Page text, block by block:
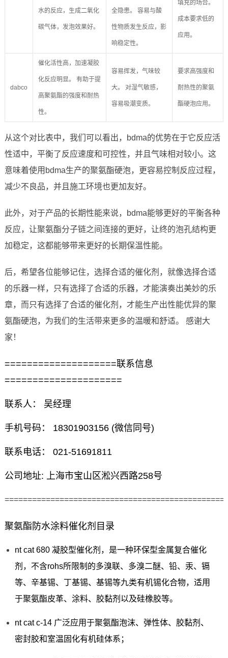
水的反应，生成二氧化
碳气体，发泡效果好。
全隐患。 容易与酸
性物质发生反应，影
响稳定性。
填充的场合。
成本要求低的
应用。
dabco
催化活性高，加速凝胶
化反应明显。 有助于提
高聚氨酯的强度和耐热
性。
容易挥发，气味较
大。 对湿气敏感，
容易吸潮变质。
要求高强度和
耐热性的聚氨
酯硬泡应用。
从这个对比表中，我们可以看出，bdma的优势在于它反应活
性适中，平衡了反应速度和可控性，并且气味相对较小。这
意味着使用bdma生产的聚氨酯硬泡，更容易控制反应过程，
减少不良品，并且施工环境也更加友好。
此外，对于产品的长期性能来说，bdma能够更好的平衡各种
反应，让聚氨酯分子链之间连接的更好，让终的泡孔结构更
加稳定，这都能够带来更好的长期保温性能。
后，希望各位能够记住，选择合适的催化剂，就像选择合适
的乐器一样，只有选择了合适的乐器，才能演奏出美妙的乐
章，而只有选择了合适的催化剂，才能生产出性能优异的聚
氨酯硬泡，为我们的生活带来更多的温暖和舒适。 感谢大
家！
====================联系信息
=====================
联系人： 吴经理
手机号码： 18301903156 (微信同号)
联系电话： 021-51691811
公司地址: 上海市宝山区淞兴西路258号
聚氨酯防水涂料催化剂目录
nt cat 680 凝胶型催化剂，是一种环保型金属复合催化
剂，不含rohs所限制的多溴联、多溴二醚、铅、汞、镉
等、辛基锡、丁基锡、基锡等九类有机锡化合物，适用
于聚氨酯皮革、涂料、胶黏剂以及硅橡胶等。
nt cat c-14 广泛应用于聚氨酯泡沫、弹性体、胶黏剂、
密封胶和室温固化有机硅体系；